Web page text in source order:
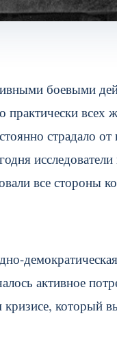
боевыми
всех
страдало от
все стороны
активное
который